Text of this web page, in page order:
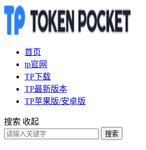
首页
tp官网
TP下载
TP最新版本
TP苹果版/安卓版
搜索 收起
搜索